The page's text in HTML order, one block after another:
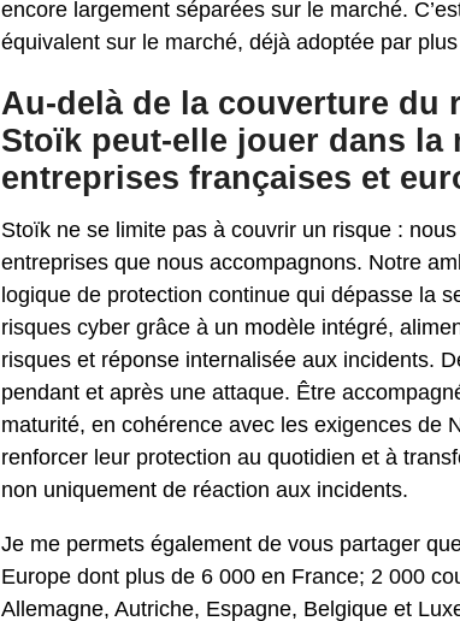
encore largement séparées sur le marché.
équivalent sur le marché, déjà adoptée par
Au-delà de la couverture du
Stoïk peut-elle jouer dans la
entreprises françaises et
Stoïk ne se limite pas à couvrir un risque :
entreprises que nous accompagnons. Notre
logique de protection continue qui dépasse la
risques cyber grâce à un modèle intégré,
risques et réponse internalisée aux incidents.
pendant et après une attaque. Être
maturité, en cohérence avec les exigences de
renforcer leur protection au quotidien et à
non uniquement de réaction aux incidents.
Je me permets également de vous partager
Europe dont plus de 6 000 en France; 2 000
Allemagne, Autriche, Espagne, Belgique et